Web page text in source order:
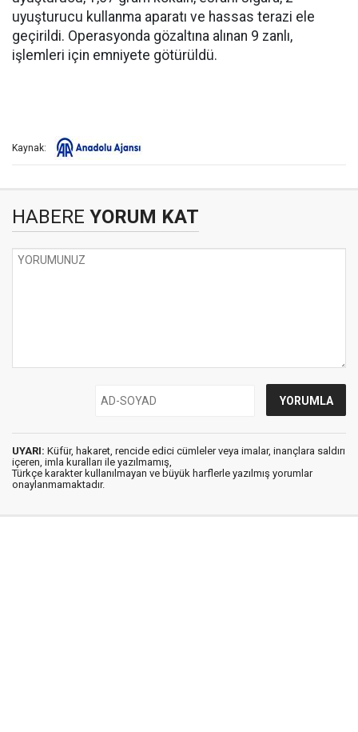
uyuşturucu kullanma aparatı ve hassas terazi ele
geçirildi. Operasyonda gözaltına alınan 9 zanlı,
işlemleri için emniyete götürüldü.
Kaynak:
HABERE YORUM KAT
UYARI: Küfür, hakaret, rencide edici cümleler veya imalar, inançlara saldırı
içeren, imla kuralları ile yazılmamış,
Türkçe karakter kullanılmayan ve büyük harflerle yazılmış yorumlar
onaylanmamaktadır.